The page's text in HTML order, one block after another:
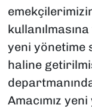
yeni yönetime
haline
Amacımız